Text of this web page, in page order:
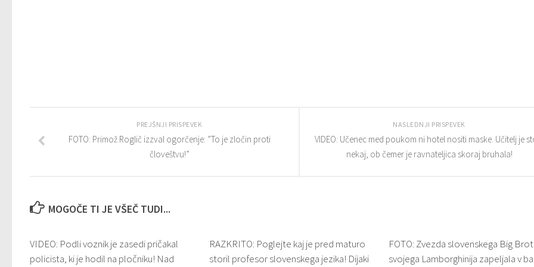
NASLEDNJI PRISPEVEK
VIDEO: Učenec med poukom ni hotel nositi maske. Učitelj je
nekaj, ob čemer je ravnateljica skoraj bruhala!
PREJŠNJI PRISPEVEK
FOTO: Primož Roglič izzval ogorčenje: ”To je zločin proti
človeštvu!”
MOGOČE TI JE VŠEČ TUDI...
VIDEO: Podli voznik je zasedi pričakal
policista, ki je hodil na pločniku! Nad
RAZKRITO: Poglejte kaj je pred maturo
storil profesor slovenskega jezika! Dijaki
FOTO: Zvezda slovenskega Big
svojega Lamborghinija zapeljala v